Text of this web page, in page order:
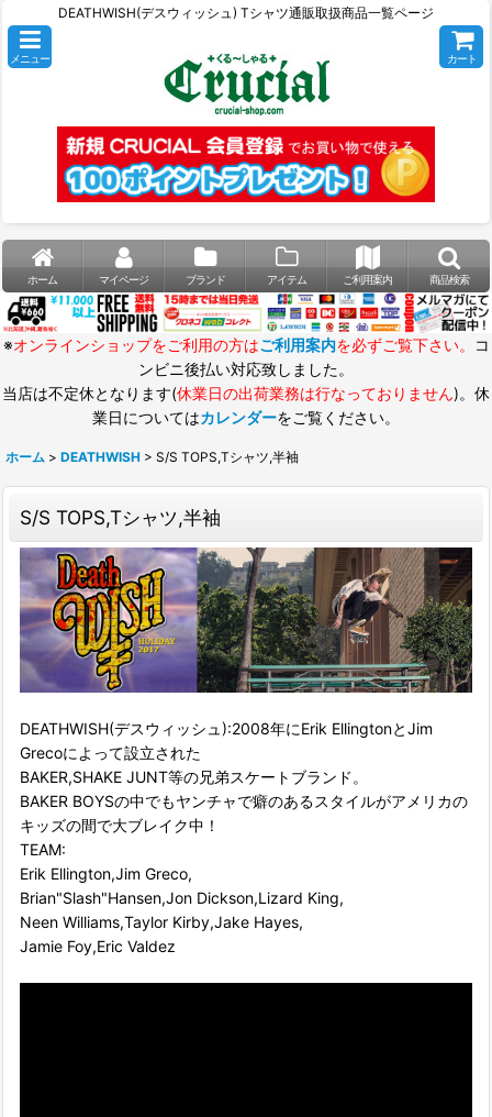
DEATHWISH(デスウィッシュ) Tシャツ通販取扱商品一覧ページ
メニュー カート
ホーム マイページ ブランド アイテム ご利用案内 商品検索
※オンラインショップをご利用の方はご利用案内を必ずご覧下さい。
コ
ンビニ後払い対応致しました。
当店は不定休となります(休業日の出荷業務は行なっておりません)。休
業日についてはカレンダーをご覧ください。
ホーム > DEATHWISH > S/S TOPS,Tシャツ,半袖
S/S TOPS,Tシャツ,半袖
DEATHWISH(デスウィッシュ):2008年にErik EllingtonとJim
Grecoによって設立された
BAKER,SHAKE JUNT等の兄弟スケートブランド。
BAKER BOYSの中でもヤンチャで癖のあるスタイルがアメリカの
キッズの間で大ブレイク中！
TEAM:
Erik Ellington,Jim Greco,
Brian"Slash"Hansen,Jon Dickson,Lizard King,
Neen Williams,Taylor Kirby,Jake Hayes,
Jamie Foy,Eric Valdez